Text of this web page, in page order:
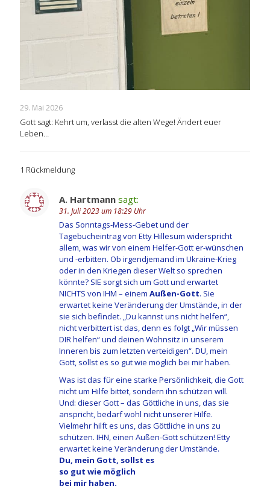
29. Mai 2026
Gott sagt: Kehrt um, verlasst die alten Wege! Ändert euer
Leben…
1 Rückmeldung
A. Hartmann sagt:
31. Juli 2023 um 18:29 Uhr
Das Sonntags-Mess-Gebet und der
Tagebucheintrag von Etty Hillesum widerspricht
allem, was wir von einem Helfer-Gott er-wünschen
und -erbitten. Ob irgendjemand im Ukraine-Krieg
oder in den Kriegen dieser Welt so sprechen
könnte? SIE sorgt sich um Gott und erwartet
NICHTS von IHM – einem Außen-Gott. Sie
erwartet keine Veränderung der Umstände, in der
sie sich befindet. „Du kannst uns nicht helfen“,
nicht verbittert ist das, denn es folgt „Wir müssen
DIR helfen“ und deinen Wohnsitz in unserem
Inneren bis zum letzten verteidigen“. DU, mein
Gott, sollst es so gut wie möglich bei mir haben.
Was ist das für eine starke Persönlichkeit, die Gott
nicht um Hilfe bittet, sondern ihn schützen will.
Und: dieser Gott – das Göttliche in uns, das sie
anspricht, bedarf wohl nicht unserer Hilfe.
Vielmehr hilft es uns, das Göttliche in uns zu
schützen. IHN, einen Außen-Gott schützen! Etty
erwartet keine Veränderung der Umstände.
Du, mein Gott, sollst es
so gut wie möglich
bei mir haben.